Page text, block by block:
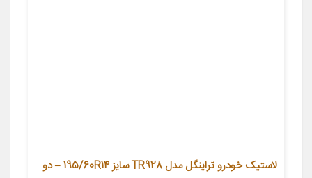
لاستیک خودرو تراینگل مدل TR928 سایز 195/60R14 – دو